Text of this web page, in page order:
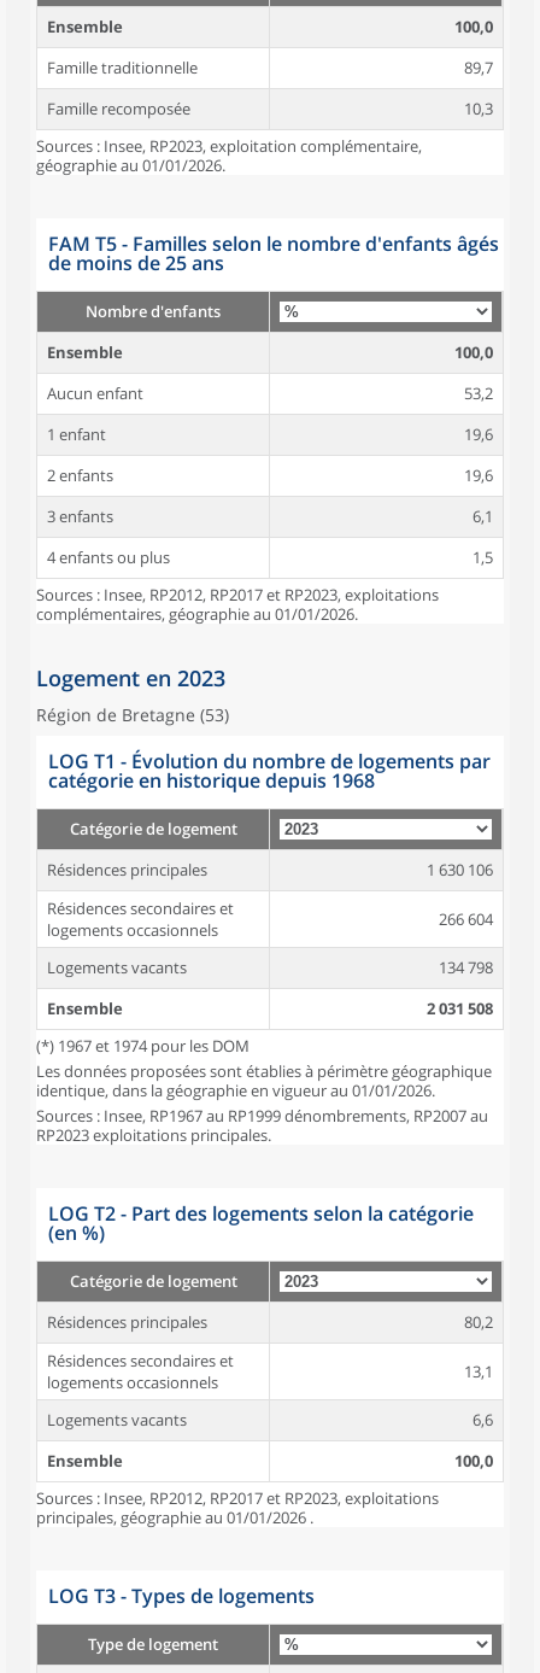
Ensemble
100,0
Famille traditionnelle
89,7
Famille recomposée
10,3
Sources : Insee, RP2023, exploitation complémentaire,
géographie au 01/01/2026.
FAM T5 - Familles selon le nombre d'enfants âgés
de moins de 25 ans
Nombre d'enfants
Ensemble
100,0
Aucun enfant
53,2
1 enfant
19,6
2 enfants
19,6
3 enfants
6,1
4 enfants ou plus
1,5
Sources : Insee, RP2012, RP2017 et RP2023, exploitations
complémentaires, géographie au 01/01/2026.
Logement en 2023
Région de Bretagne (53)
LOG T1 - Évolution du nombre de logements par
catégorie en historique depuis 1968
Catégorie de logement
Résidences principales
1 630 106
Résidences secondaires et
logements occasionnels
266 604
Logements vacants
134 798
Ensemble
2 031 508
(*) 1967 et 1974 pour les DOM
Les données proposées sont établies à périmètre géographique
identique, dans la géographie en vigueur au 01/01/2026.
Sources : Insee, RP1967 au RP1999 dénombrements, RP2007 au
RP2023 exploitations principales.
LOG T2 - Part des logements selon la catégorie
(en %)
Catégorie de logement
Résidences principales
80,2
Résidences secondaires et
logements occasionnels
13,1
Logements vacants
6,6
Ensemble
100,0
Sources : Insee, RP2012, RP2017 et RP2023, exploitations
principales, géographie au 01/01/2026 .
LOG T3 - Types de logements
Type de logement